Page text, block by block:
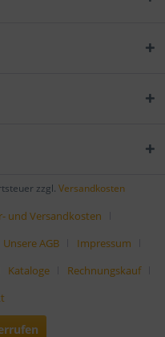
zzgl. Versandkosten
und Versandkosten
Unsere AGB
Impressum
Kataloge
Rechnungskauf